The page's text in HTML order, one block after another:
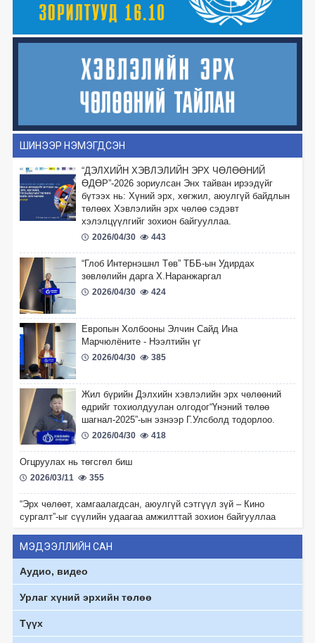
ШИНЭЭР НЭМЭГДСЭН
“ДЭЛХИЙН ХЭВЛЭЛИЙН ЭРХ ЧӨЛӨӨНИЙ
ӨДӨР”-2026 зориулсан Энх тайван ирээдүйг
бүтээх нь: Хүний эрх, хөгжил, аюулгүй байдлын
төлөөх Хэвлэлийн эрх чөлөө сэдэвт
хэлэлцүүлгийг зохион байгууллаа.
2026/04/30 443
“Глоб Интернэшнл Төв” ТББ-ын Удирдах
зөвлөлийн дарга Х.Наранжаргал
2026/04/30 424
Европын Холбооны Элчин Сайд Ина
Марчюлёните - Нээлтийн үг
2026/04/30 385
Жил бүрийн Дэлхийн хэвлэлийн эрх чөлөөний
өдрийг тохиолдуулан олгодог“Үнэний төлөө
шагнал-2025”-ын эзнээр Г.Улсболд тодорлоо.
2026/04/30 418
Огцруулах нь төгсгөл биш
2026/03/11 355
“Эрх чөлөөт, хамгаалагдсан, аюулгүй сэтгүүл зүй – Кино
сургалт”-ыг сүүлийн удаагаа амжилттай зохион байгууллаа
2026/01/15 578
“Үзэл бодлоо илэрхийлэх эрх чөлөө – Иргэний
орон зайн баталгаа болох нь” олон талт
хэлэлцүүлэг боллоо.
2025/12/11 526
“Глоб Интернэшнл Төв” ТББ-ын Удирдах зөвлөлийн дарга
Х.Наранжаргал
МЭДЭЭЛЛИЙН САН
Аудио, видео
Урлаг хүний эрхийн төлөө
Түүх